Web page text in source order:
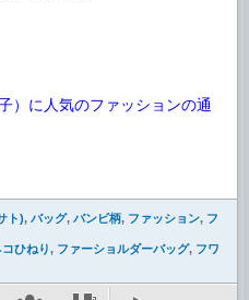
）に人気のファッションの通
ト), バッグ, バンビ柄, ファッション, フ
ひねり, ファーショルダーバッグ, フワ